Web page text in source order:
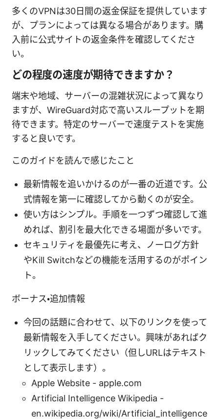
多くのVPNは30日間の返金保証を提供しています
が、プランによっては異なる場合があります。購
入前に公式サイトの返金条件を確認してくださ
い。
どの程度の速度が期待できますか？
端末や地域、サーバーの混雑状況によって異なり
ますが、WireGuard対応で高いスループットを期
待できます。特定のサーバーで速度テストを実施
すると良いです。
このガイドを読んで感じたこと
最新情報を追いかけるのが一番の近道です。公
式情報を第一に確認してから動くのが安全。
使い方はシンプル。手順を一つずつ確認して進
めれば、割引を最大化できる場面が多いです。
セキュリティを最優先に考え、ノーログ方針
やKill Switchなどの機能を活用するのがポイン
ト。
ボーナス・追加情報
今回の話題に合わせて、以下のリンクを使って
最新情報を入手してください。興味があればク
リックしてみてください（但しURLはテキスト
として表示します）。
Apple Website - apple.com
Artificial Intelligence Wikipedia -
en.wikipedia.org/wiki/Artificial_intelligence